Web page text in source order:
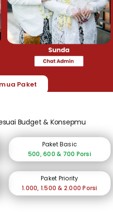
Paket
Budget & Konsepmu
Paket Basic
500, 600 & 700 Porsi
Paket Priority
1.000, 1.500 & 2.000 Porsi